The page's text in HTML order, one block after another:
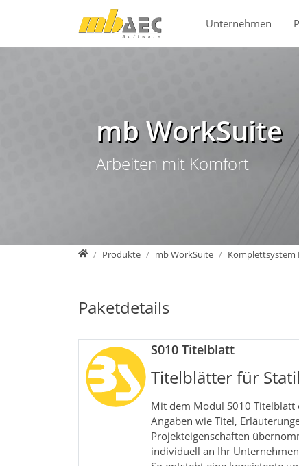
Direkt zur Hauptnavigation springen
Direkt zum Inhalt springen
Unternehmen
mb WorkSuite
Arbeiten mit Komfort
mb AEC Software GmbH
Produkte mb WorkSuite Komplettsystem
Paketdetails
S010 Titelblatt
Titelblätter für
Mit dem Modul S010 Titelblatt
Angaben wie Titel,
Projekteigenschaften
individuell an Ihr